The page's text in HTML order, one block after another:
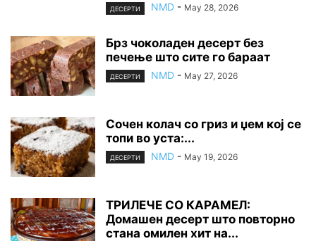
ДЕСЕРТИ NMD - May 28, 2026
Брз чоколаден десерт без
печење што сите го бараат
ДЕСЕРТИ NMD - May 27, 2026
Сочен колач со гриз и џем кој се
топи во уста:...
ДЕСЕРТИ NMD - May 19, 2026
ТРИЛЕЧЕ СО КАРАМЕЛ:
Домашен десерт што повторно
стана омилен хит на...